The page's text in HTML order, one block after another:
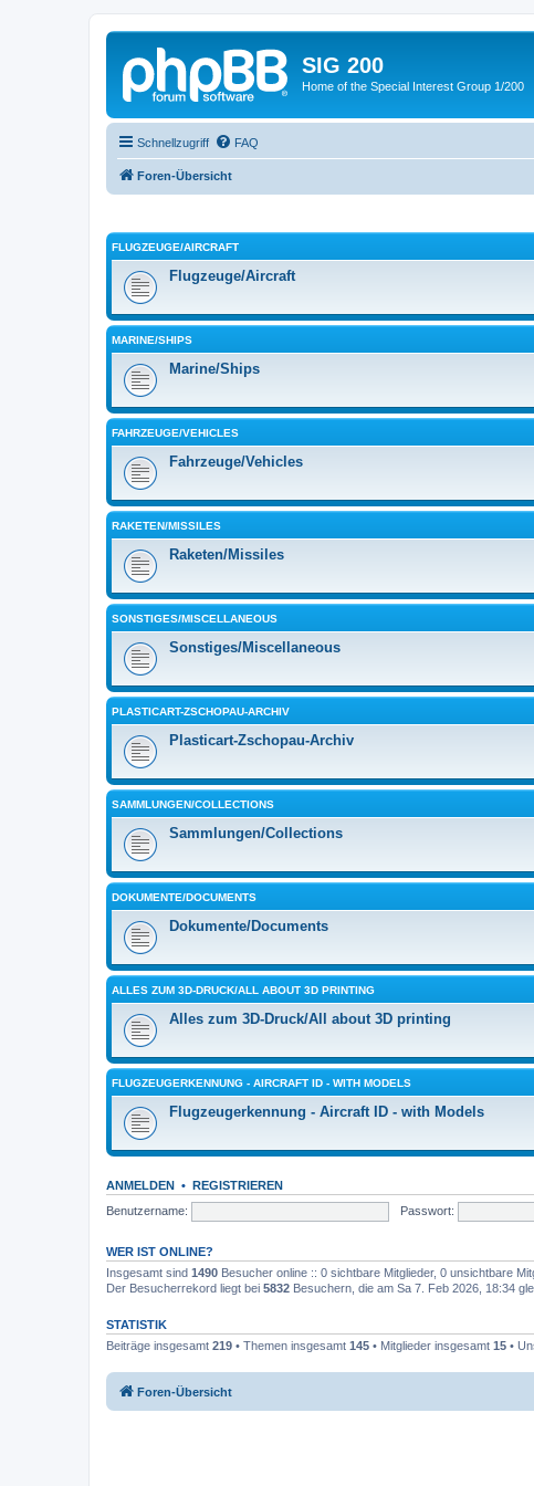
SIG 200
Home of the Special Interest Group 1/200
Schnellzugriff FAQ
Foren-Übersicht
FLUGZEUGE/AIRCRAFT
Flugzeuge/Aircraft
MARINE/SHIPS
Marine/Ships
FAHRZEUGE/VEHICLES
Fahrzeuge/Vehicles
RAKETEN/MISSILES
Raketen/Missiles
SONSTIGES/MISCELLANEOUS
Sonstiges/Miscellaneous
PLASTICART-ZSCHOPAU-ARCHIV
Plasticart-Zschopau-Archiv
SAMMLUNGEN/COLLECTIONS
Sammlungen/Collections
DOKUMENTE/DOCUMENTS
Dokumente/Documents
ALLES ZUM 3D-DRUCK/ALL ABOUT 3D PRINTING
Alles zum 3D-Druck/All about 3D printing
FLUGZEUGERKENNUNG - AIRCRAFT ID - WITH MODELS
Flugzeugerkennung - Aircraft ID - with Models
ANMELDEN • REGISTRIEREN
Benutzername:
Passwort:
WER IST ONLINE?
Insgesamt sind 1490 Besucher online :: 0 sichtbare Mitglieder, 0 unsichtbare
Der Besucherrekord liegt bei 5832 Besuchern, die am Sa 7. Feb 2026, 18:34
STATISTIK
Beiträge insgesamt 219 • Themen insgesamt 145 • Mitglieder insgesamt 15 •
Foren-Übersicht